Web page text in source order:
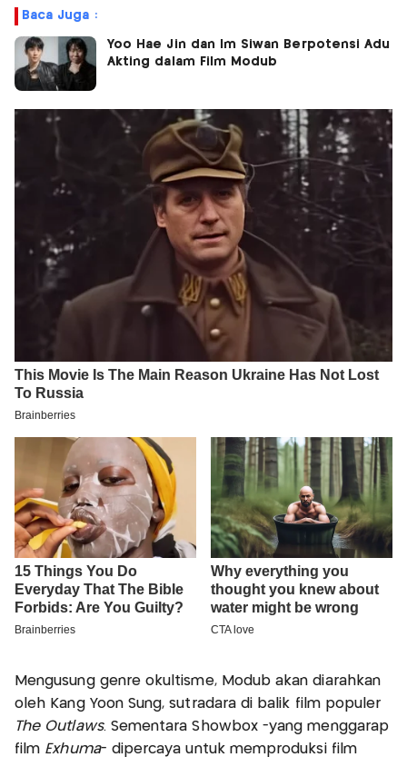
Baca Juga :
Yoo Hae Jin dan Im Siwan Berpotensi Adu
Akting dalam Film Modub
Mengusung genre okultisme, Modub akan diarahkan
oleh Kang Yoon Sung, sutradara di balik film populer
The Outlaws. Sementara Showbox -yang menggarap
film Exhuma- dipercaya untuk memproduksi film